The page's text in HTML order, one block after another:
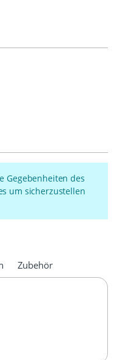
Gegebenheiten des
um sicherzustellen
Zubehör